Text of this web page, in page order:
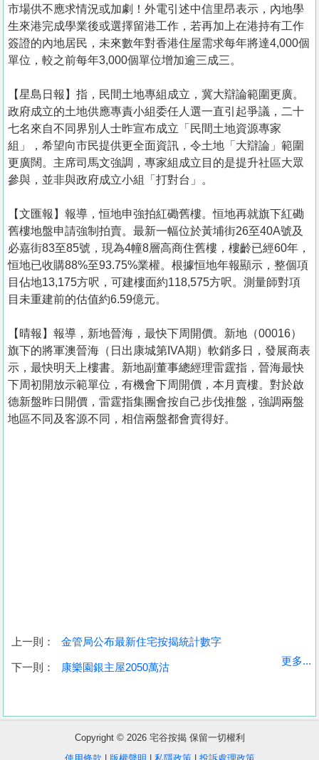
收
盤
市場供不應求情況或加劇！外電引述中信里昂表示，內地學
生來港完成學業後或選擇留港工作，若再加上在港持有工作
簽證的內地居民，未來數年對香港住屋需求每年將達4,000個
單位，較之前每年3,000個單位增加逾三成三。
【星島日報】指，民間土地專組成立，冀大辯論範圍更廣。
政府成立的土地供應專責小組委任人選一直引起爭議，二十
七名來自不同界別人士昨宣布成立「民間土地資源專家
組」，希望向市民提供更全面資訊，令土地「大辯論」範圍
更廣闊。主席司馬文強調，專家組成立目的是提升社區大眾
參與，並非與政府成立小組「打對台」。
【文匯報】報導，恒地申強拍紅磡舊樓。恒地再就旗下紅磡
舊樓地盤申請強制拍賣。最新一幅位於黃埔街26至40A號及
必嘉街83至85號，現為4幢8層高商住舊樓，樓齡已經60年，
恒地已收購88%至93.75%業權。根據恒地年報顯示，整個項
目佔地13,175方呎，可建樓面約118,575方呎。測量師對項
目未重建前的估值約6.59億元。
【晴報】報導，新地晉海，最快下周開價。新地（00016）
旗下的將軍澳晉海（日出康城第IVA期）軟銷多日，發展商表
示，最快明天上樓書。新地副董事總經理雷霆指，晉海最快
下周初開放示範單位，有機會下周開價，本月賣樓。對於啟
德新盤昨日開價，雷霆指集團會按自己步伐推盤，強調兩盤
地區不同及客源不同，相信兩盤都會賣得好。
上一則： 金管局公布最新住宅按揭統計數字
下一則： 康樂園銀主屋2050萬沽
更多...
Copyright © 2026 宅谷按揭 保留一切權利